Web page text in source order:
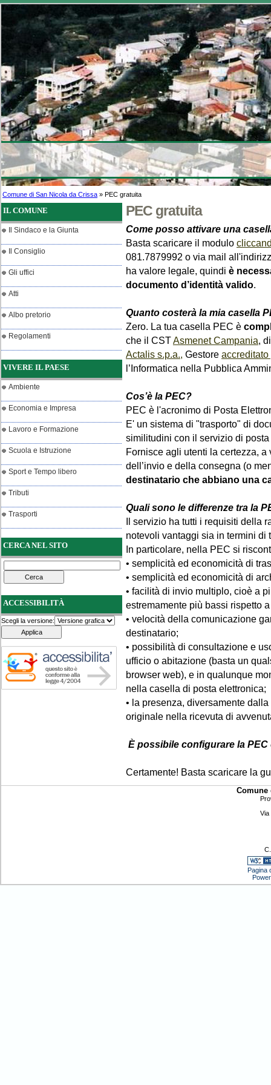
Titolo
Comune di San Nicola da Crissa » PEC gratuita
IL COMUNE
Il Sindaco e la Giunta
Il Consiglio
Gli uffici
Atti
Albo pretorio
Regolamenti
VIVERE IL PAESE
Ambiente
Economia e Impresa
Lavoro e Formazione
Scuola e Istruzione
Sport e Tempo libero
Tributi
Trasporti
CERCA NEL SITO
ACCESSIBILITÀ
Scegli la versione:
PEC gratuita
Come posso attivare una
Basta scaricare il modulo
081.7879992 o via mail
ha valore legale, quindi è
documento d’identità valido.
Quanto costerà la mia casella
Zero. La tua casella PEC è
che il CSTAsmenet Campania,
Actalis s.p.a., Gestore
l’Informatica nella Pubblica
Cos’è la PEC?
PEC è l'acronimo di Posta
E' un sistema di "trasporto" di
similitudini con il servizio di
Fornisce agli utenti la certezza,
dell’invio e della consegna (o
destinatario che abbiano una
Quali sono le differenze tra la
Il servizio ha tutti i requisiti della
notevoli vantaggi sia in termini di
In particolare, nella PEC si
• semplicità ed economicità di
• semplicità ed economicità di
• facilità di invio multiplo, cioè a
estremamente più bassi rispetto
• velocità della comunicazione
destinatario;
• possibilità di consultazione e
ufficio o abitazione (basta un
browser web), e in qualunque
nella casella di posta elettronica;
• la presenza, diversamente
originale nella ricevuta di
È possibile configurare la PEC
Certamente! Basta scaricare la
Comune
Via
Pagina